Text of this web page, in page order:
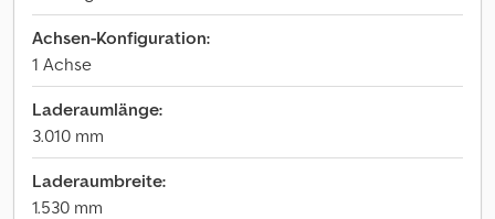
Achsen-Konfiguration:
1 Achse
Laderaumlänge:
3.010 mm
Laderaumbreite:
1.530 mm